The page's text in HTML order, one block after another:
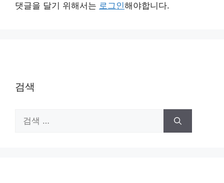
댓글을 달기 위해서는 로그인해야합니다.
검색
색: